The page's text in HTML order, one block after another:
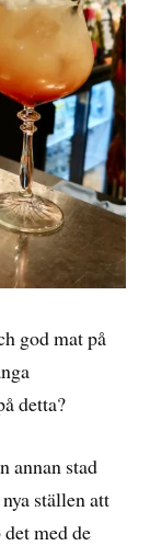
god mat på
detta?
annan stad
ställen att
med de